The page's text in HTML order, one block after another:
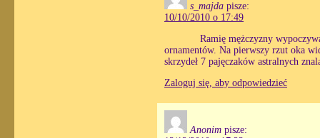
s_majda pisze:
10/10/2010 o 17:49
Ramię mężczyzny
ornamentów. Na pierwszy rzut oka
skrzydeł 7 pajęczaków astralnych
Zaloguj się, aby odpowiedzieć
Anonim pisze: